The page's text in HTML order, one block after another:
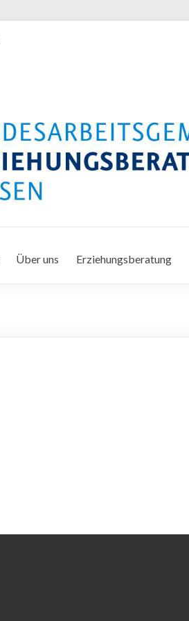
Über uns Erziehungsberatung